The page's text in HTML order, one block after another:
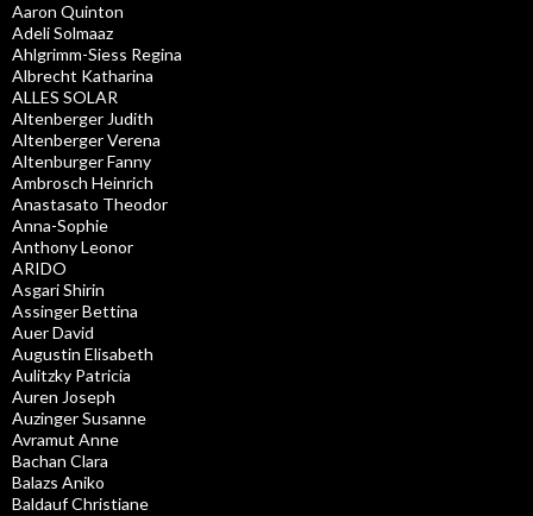
Aaron Quinton
Adeli Solmaaz
Ahlgrimm-Siess Regina
Albrecht Katharina
ALLES SOLAR
Altenberger Judith
Altenberger Verena
Altenburger Fanny
Ambrosch Heinrich
Anastasato Theodor
Anna-Sophie
Anthony Leonor
ARIDO
Asgari Shirin
Assinger Bettina
Auer David
Augustin Elisabeth
Aulitzky Patricia
Auren Joseph
Auzinger Susanne
Avramut Anne
Bachan Clara
Balazs Aniko
Baldauf Christiane